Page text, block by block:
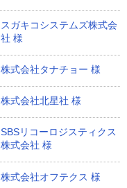
スガキコシステムズ株式会
社 様
株式会社タナチョー 様
株式会社北星社 様
SBSリコーロジスティクス
株式会社 様
株式会社オフテクス 様